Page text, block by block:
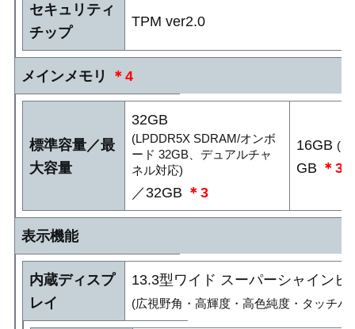
セキュリティ
チップ
TPM ver2.0
メインメモリ ＊4
標準容量／最
大容量
32GB
(LPDDR5X SDRAM/オンボ
ード 32GB、デュアルチャ
ネル対応)
／32GB ＊3
16GB
GB ＊3
表示機能
内蔵ディスプ
レイ
13.3型ワイド スーパーシャイン
(広視野角・高輝度・高色純度・タッチパ